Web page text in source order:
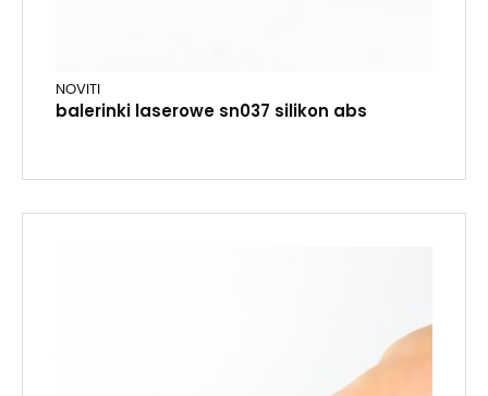
NOVITI
balerinki laserowe sn037 silikon abs